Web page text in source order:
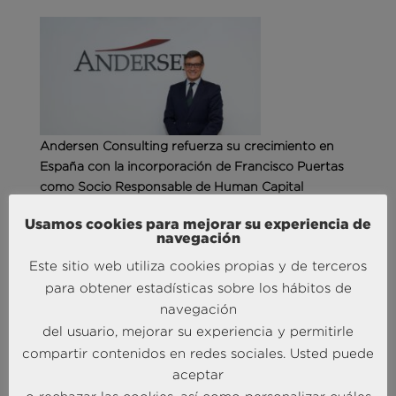
Andersen Consulting refuerza su crecimiento en
España con la incorporación de Francisco Puertas
como Socio Responsable de Human Capital
MÁS NOTICIAS SOBRE: INTELIGENCIA
COMPETITIVA
Usamos cookies para mejorar su experiencia de
navegación
Este sitio web utiliza cookies propias y de terceros
para obtener estadísticas sobre los hábitos de
navegación
del usuario, mejorar su experiencia y permitirle
compartir contenidos en redes sociales. Usted puede
aceptar